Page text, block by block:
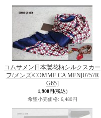
コムサメン日本製花柄シルクスカー
フ/メンズ/COMME CA MEN[0757R
G65]
1,900円(税込)
希望小売価格: 6,480円